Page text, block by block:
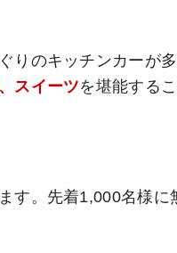
りのキッチンカーが
スイーツを堪能する
す。先着1,000名様に